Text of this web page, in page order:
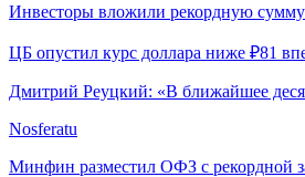
Инвесторы вложили рекордную
ЦБ опустил курс доллара ниже ₽81
Дмитрий Реуцкий: «В ближайшее
Nosferatu
Минфин разместил ОФЗ с рекордной